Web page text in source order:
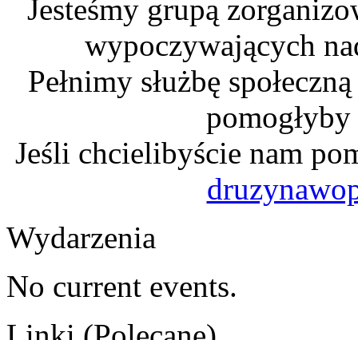
Jesteśmy grupą
wypoczywających
Pełnimy służbę
Jeśli chcielibyście nam
Wydarzenia
No current events.